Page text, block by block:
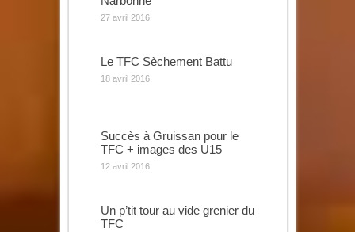
27 avril 2016
Le TFC Sèchement Battu
18 avril 2016
Succès à Gruissan pour le
TFC + images des U15
12 avril 2016
Un p’tit tour au vide grenier du
TFC